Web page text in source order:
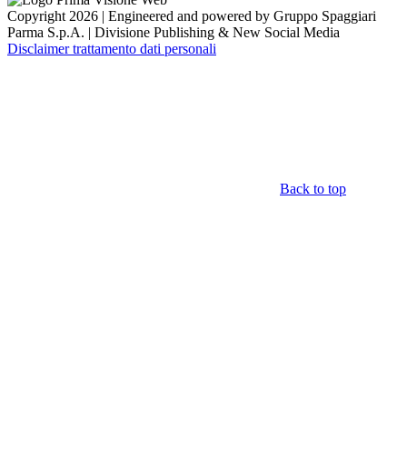
Copyright 2026 | Engineered and powered by Gruppo Spaggiari
Parma S.p.A. | Divisione Publishing & New Social Media
Disclaimer trattamento dati personali
Back to top